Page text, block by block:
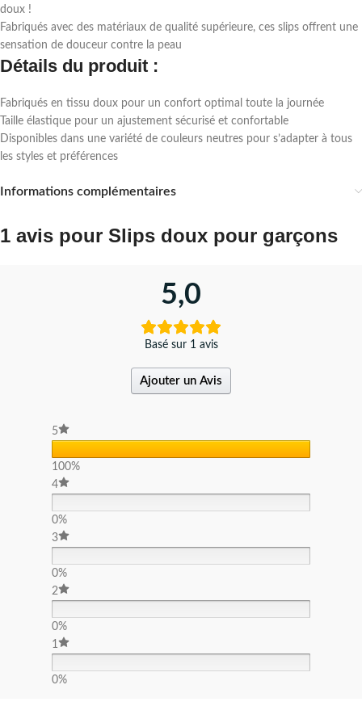
doux !
Fabriqués avec des matériaux de qualité supérieure, ces slips offrent une
sensation de douceur contre la peau
Détails du produit :
Fabriqués en tissu doux pour un confort optimal toute la journée
Taille élastique pour un ajustement sécurisé et confortable
Disponibles dans une variété de couleurs neutres pour s’adapter à tous
les styles et préférences
Informations complémentaires
1 avis pour Slips doux pour garçons
5,0
Basé sur 1 avis
Ajouter un Avis
5
100%
4
0%
3
0%
2
0%
1
0%